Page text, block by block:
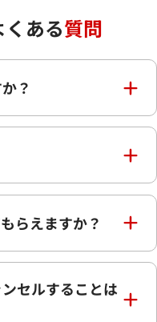
ある質問
？
らえますか？
セルすることは